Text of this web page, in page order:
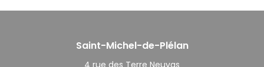
Saint-Michel-de-Plélan
4 rue des Terre Neuvas